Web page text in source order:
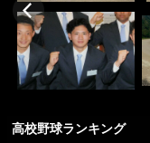
高校野球ランキング